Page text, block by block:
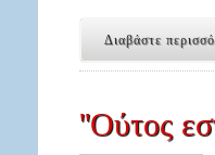
Διαβάστε
''Ούτος